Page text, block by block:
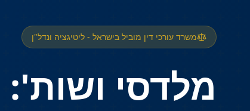
משרד עורכי דין מוביל בישראל - ליטיגציה ונדל"ן
מלדסי ושות':